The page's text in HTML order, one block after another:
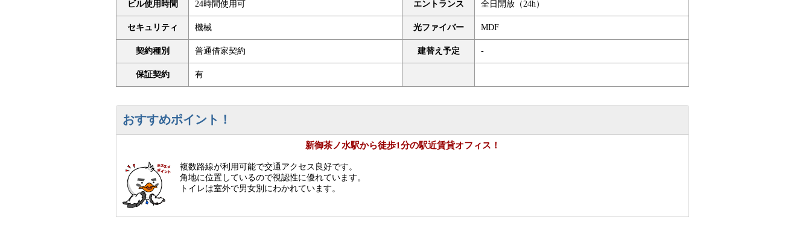
ビル使用時間 24時間使用可 エントランス 全日開放（24h）
セキュリティ 機械 光ファイバー MDF
契約種別 普通借家契約 建替え予定 -
保証契約 有
おすすめポイント！
新御茶ノ水駅から徒歩1分の駅近賃貸オフィス！
複数路線が利用可能で交通アクセス良好です。
角地に位置しているので視認性に優れています。
トイレは室外で男女別にわかれています。